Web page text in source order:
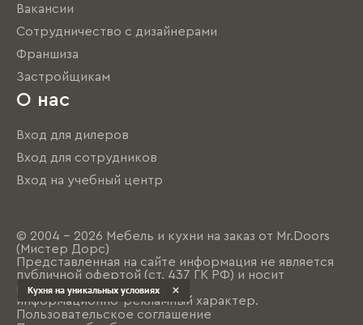
Вакансии
Сотрудничество с дизайнерами
Франшиза
Застройщикам
О нас
Вход для дилеров
Вход для сотрудников
Вход на учебный центр
© 2004 - 2026 Мебель и кухни на заказ от Mr.Doors
(Мистер Дорс)
Представленная на сайте информация не является
публичной офертой (ст. 437 ГК РФ) и носит
исключительно
информационно-рекламный характер.
Пользовательское соглашение
Кухня на уникальных условиях